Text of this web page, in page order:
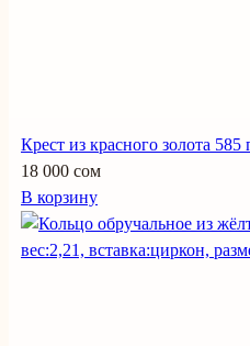
Крест из красного золота
18 000 сом
В корзину